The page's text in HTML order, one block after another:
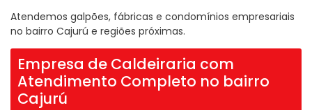
Atendemos galpões, fábricas e condomínios empresariais
no bairro Cajurú e regiões próximas.
Empresa de Caldeiraria com
Atendimento Completo no bairro
Cajurú